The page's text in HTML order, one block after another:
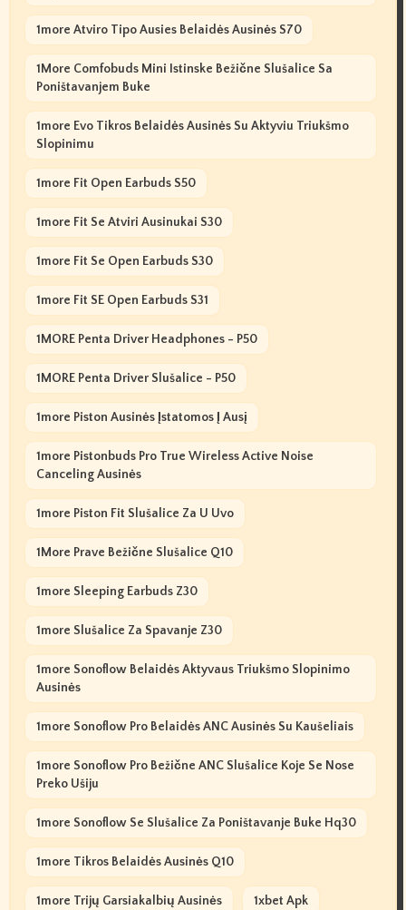
1more Atviro Tipo Ausies Belaidės Ausinės S70
1More Comfobuds Mini Istinske Bežične Slušalice Sa
Poništavanjem Buke
1more Evo Tikros Belaidės Ausinės Su Aktyviu Triukšmo
Slopinimu
1more Fit Open Earbuds S50
1more Fit Se Atviri Ausinukai S30
1more Fit Se Open Earbuds S30
1more Fit SE Open Earbuds S31
1MORE Penta Driver Headphones - P50
1MORE Penta Driver Slušalice - P50
1more Piston Ausinės Įstatomos Į Ausį
1more Pistonbuds Pro True Wireless Active Noise
Canceling Ausinės
1more Piston Fit Slušalice Za U Uvo
1More Prave Bežične Slušalice Q10
1more Sleeping Earbuds Z30
1more Slušalice Za Spavanje Z30
1more Sonoflow Belaidės Aktyvaus Triukšmo Slopinimo
Ausinės
1more Sonoflow Pro Belaidės ANC Ausinės Su Kaušeliais
1more Sonoflow Pro Bežične ANC Slušalice Koje Se Nose
Preko Ušiju
1more Sonoflow Se Slušalice Za Poništavanje Buke Hq30
1more Tikros Belaidės Ausinės Q10
1more Trijų Garsiakalbių Ausinės 1xbet Apk